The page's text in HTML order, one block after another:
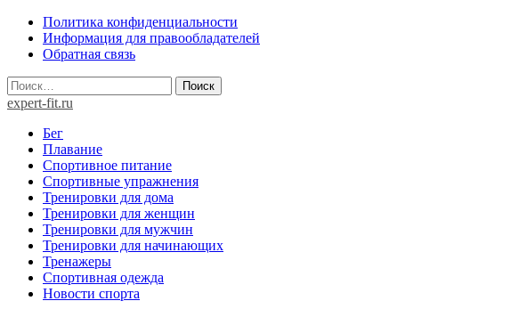
Skip
content
Политика конфиденциальности
Информация для правообладателей
Обратная связь
Найти:
expert-fit.ru
Бег
Плавание
Спортивное питание
Спортивные упражнения
Тренировки для дома
Тренировки для женщин
Тренировки для мужчин
Тренировки для начинающих
Тренажеры
Спортивная одежда
Новости спорта